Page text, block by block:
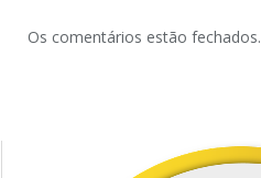
Os comentários estão fechados.